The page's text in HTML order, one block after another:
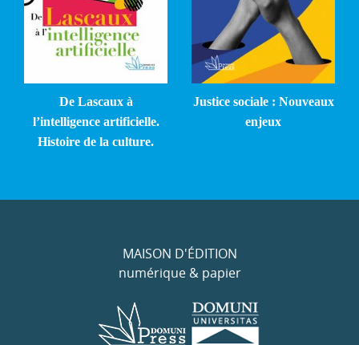
De Lascaux à
l’intelligence artificielle.
Histoire de la culture.
Justice sociale : Nouveaux
enjeux
MAISON D'ÉDITION
numérique & papier